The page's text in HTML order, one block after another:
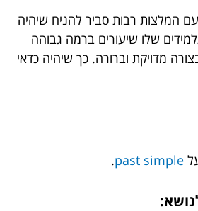
המלצות רבות סביר להניח שיהיה
שלו שיעורים ברמה גבוהה
מדויקת וברורה. כך שיהיה כדאי
past simple
.